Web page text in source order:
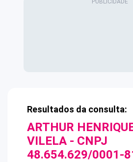
Resultados da consulta:
ARTHUR
VILELA - CNPJ
48.654.629/0001-